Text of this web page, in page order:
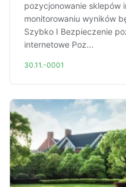
pozycjonowanie sklepów
monitorowaniu wyników
Szybko I Bezpieczenie
internetowe Poz...
30.11.-0001